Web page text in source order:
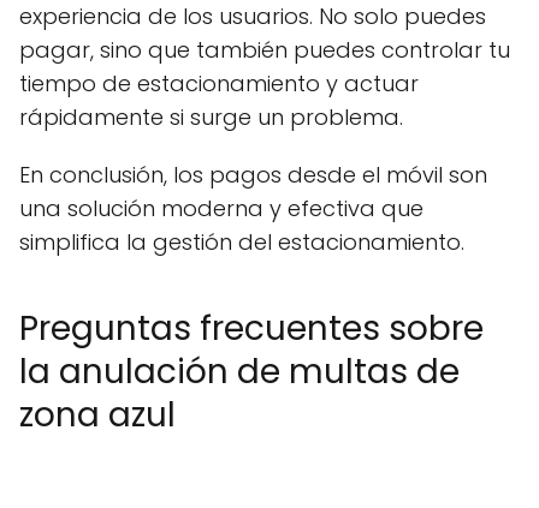
experiencia de los usuarios. No solo puedes
pagar, sino que también puedes controlar tu
tiempo de estacionamiento y actuar
rápidamente si surge un problema.
En conclusión, los pagos desde el móvil son
una solución moderna y efectiva que
simplifica la gestión del estacionamiento.
Preguntas frecuentes sobre
la anulación de multas de
zona azul